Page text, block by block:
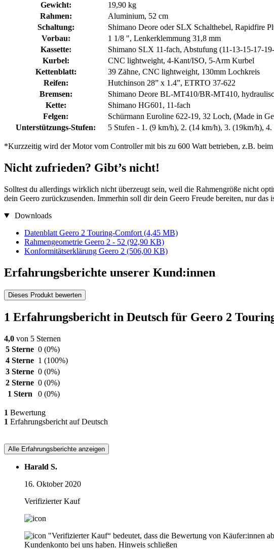
Gewicht:
19,90 kg
Rahmen:
Aluminium, 52 cm
Schaltung:
Shimano Deore oder SLX Schalthebel, Rapidfire
Vorbau:
1 1/8 ", Lenkerklemmung 31,8 mm
Kassette:
Shimano SLX 11-fach, Abstufung (11-13-15-17-
Kurbel:
CNC lightweight, 4-Kant/ISO, 5-Arm Kurbel
Kettenblatt:
39 Zähne, CNC lightweight, 130mm Lochkreis
Reifen:
Hutchinson 28” x 1.4”, ETRTO 37-622
Bremsen:
Shimano Deore BL-MT410/BR-MT410,
Kette:
Shimano HG601, 11-fach
Felgen:
Schürmann Euroline 622-19, 32 Loch, (Made in
Unterstützungs-Stufen:
5 Stufen - 1. (9 km/h), 2. (14 km/h), 3. (19km/h),
*Kurzzeitig wird der Motor vom Controller mit bis zu 600 Watt betrieben, z.B.
Nicht zufrieden? Gibt’s nicht!
Solltest du allerdings wirklich nicht überzeugt sein, weil die Rahmengröße nicht
dein Geero zurückzusenden. Immerhin soll dir dein Geero Freude bereiten, nur das
Downloads
Datenblatt Geero 2 Touring-Comfort (4,45 MB)
Rahmengeometrie Geero 2 - 52 (92,90 KB)
Konformitätserklärung Geero 2 (506,00 KB)
Erfahrungsberichte unserer Kund:innen
Dieses Produkt bewerten
1 Erfahrungsbericht in Deutsch für Geero 2
4,0 von 5 Sternen
5 Sterne 0 (0%)
4 Sterne 1 (100%)
3 Sterne 0 (0%)
2 Sterne 0 (0%)
1 Stern
0 (0%)
1 Bewertung
1 Erfahrungsbericht auf Deutsch
Alle Erfahrungsberichte anzeigen
Harald S.
16. Oktober 2020
Verifizierter Kauf
"Verifizierter Kauf“ bedeutet, dass die Bewertung von Käufer:innen
Kundenkonto bei uns haben. Hinweis schließen